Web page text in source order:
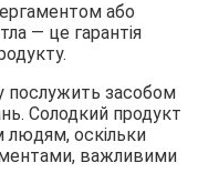
або
— це гарантія
послужить засобом
Солодкий продукт
людям, оскільки
важливими